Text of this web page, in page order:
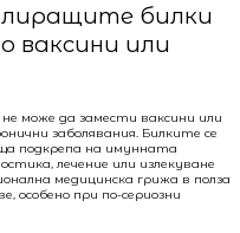
билки
ваксини или
може да замести ваксини или
заболявания. Билките се
подкрепа на имунната
лечение или излекуване
медицинска грижа в полза
особено при по-сериозни